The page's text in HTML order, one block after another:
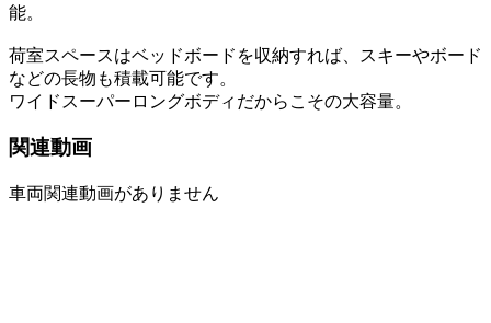
能。
荷室スペースはベッドボードを収納すれば、スキーやボード
などの長物も積載可能です。
ワイドスーパーロングボディだからこその大容量。
関連動画
車両関連動画がありません